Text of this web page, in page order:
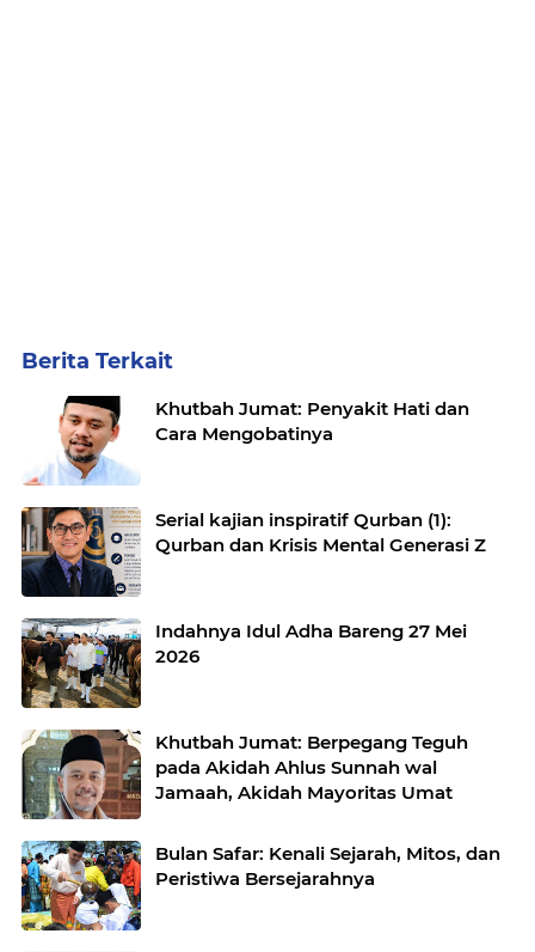
Berita Terkait
Khutbah Jumat: Penyakit Hati dan
Cara Mengobatinya
Serial kajian inspiratif Qurban (1):
Qurban dan Krisis Mental Generasi Z
Indahnya Idul Adha Bareng 27 Mei
2026
Khutbah Jumat: Berpegang Teguh
pada Akidah Ahlus Sunnah wal
Jamaah, Akidah Mayoritas Umat
Bulan Safar: Kenali Sejarah, Mitos, dan
Peristiwa Bersejarahnya